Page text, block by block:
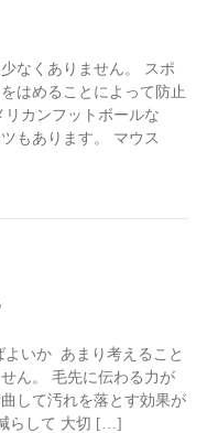
なくありません。 スポ
はめることによって防止
カンフットボールな
もあります。 マウス
いか あまり考えること
ん。 毛先に伝わる力が
して汚れを落とす効果が
らして 大切 […]